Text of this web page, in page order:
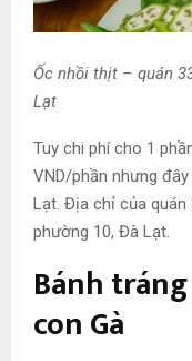
Ốc nhồi thịt – quán
Lạt
Tuy chi phí cho 1
VND/phần nhưng
Lạt. Địa chỉ của quán
phường 10, Đà Lạt.
Bánh
con Gà